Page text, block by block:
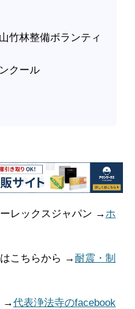
竹林整備ボランティ
クール
レックスジャパン → ホ
こちらから → 耐震・制
→代表浄法寺のfacebook